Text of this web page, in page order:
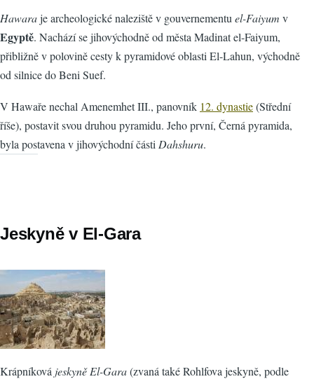
Hawaraje archeologické naleziště v gouvernementu el-Faiyum v
Egyptě. Nachází se jihovýchodně od města Madinat el-Faiyum,
přibližně v polovině cesty k pyramidové oblasti El-Lahun, východně
od silnice do Beni Suef.
V Hawaře nechal Amenemhet III., panovník 12. dynastie(Střední
říše), postavit svou druhou pyramidu. Jeho první, Černá pyramida,
byla postavena v jihovýchodní části Dahshuru.
Jeskyně v El-Gara
Krápníková jeskyně El-Gara(zvaná také Rohlfova jeskyně, podle